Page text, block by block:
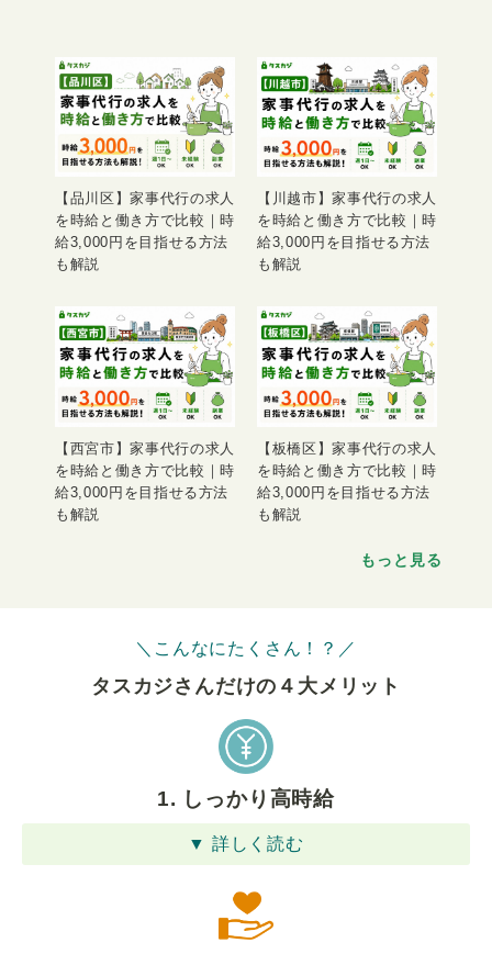
【品川区】家事代行の求人
を時給と働き方で比較｜時
給3,000円を目指せる方法
も解説
【川越市】家事代行の求人
を時給と働き方で比較｜時
給3,000円を目指せる方法
も解説
【西宮市】家事代行の求人
を時給と働き方で比較｜時
給3,000円を目指せる方法
も解説
【板橋区】家事代行の求人
を時給と働き方で比較｜時
給3,000円を目指せる方法
も解説
もっと見る
＼こんなにたくさん！？／
タスカジさんだけの４⼤メリット
1. しっかり高時給
▼ 詳しく読む